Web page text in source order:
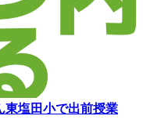
東塩田小で出前授業